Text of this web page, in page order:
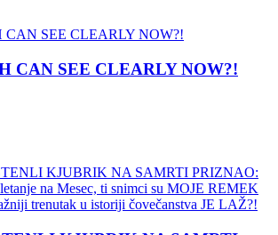
CAN SEE CLEARLY NOW?!